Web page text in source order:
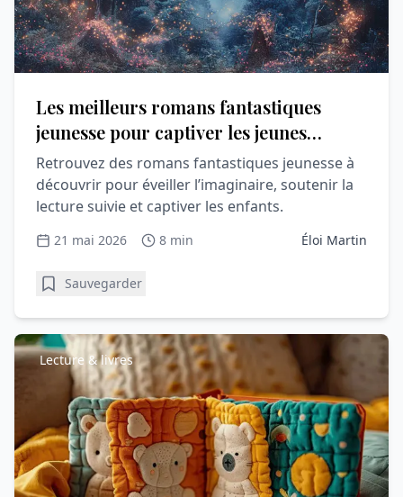
Les meilleurs romans fantastiques
jeunesse pour captiver les jeunes
lecteurs
Retrouvez des romans fantastiques jeunesse à
découvrir pour éveiller l’imaginaire, soutenir la
lecture suivie et captiver les enfants.
21 mai 2026 8 min Éloi Martin
Sauvegarder
Lecture & livres